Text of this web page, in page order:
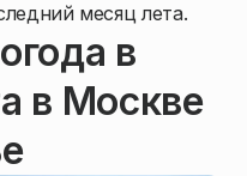
месяц лета.
в
в Москве